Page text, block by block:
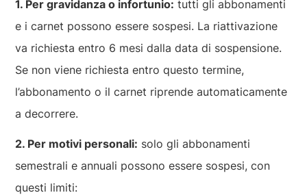
1. Per gravidanza o infortunio: tutti gli abbonamenti
e i carnet possono essere sospesi. La riattivazione
va richiesta entro 6 mesi dalla data di sospensione.
Se non viene richiesta entro questo termine,
l’abbonamento o il carnet riprende automaticamente
a decorrere.
2. Per motivi personali: solo gli abbonamenti
semestrali e annuali possono essere sospesi, con
questi limiti: